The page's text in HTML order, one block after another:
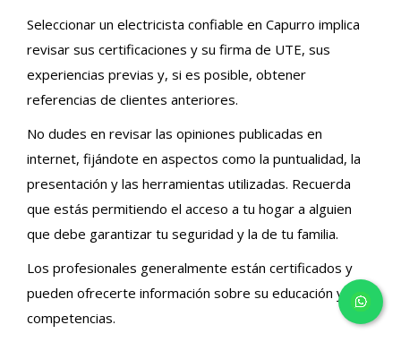
Seleccionar un electricista confiable en Capurro implica
revisar sus certificaciones y su firma de UTE, sus
experiencias previas y, si es posible, obtener
referencias de clientes anteriores.
No dudes en revisar las opiniones publicadas en
internet, fijándote en aspectos como la puntualidad, la
presentación y las herramientas utilizadas. Recuerda
que estás permitiendo el acceso a tu hogar a alguien
que debe garantizar tu seguridad y la de tu familia.
Los profesionales generalmente están certificados y
pueden ofrecerte información sobre su educación y
competencias.